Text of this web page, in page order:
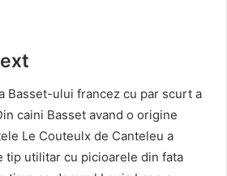
Basset-ului francez cu par scurt a
caini Basset avand o origine
Le Couteulx de Canteleu a
tip utilitar cu picioarele din fata